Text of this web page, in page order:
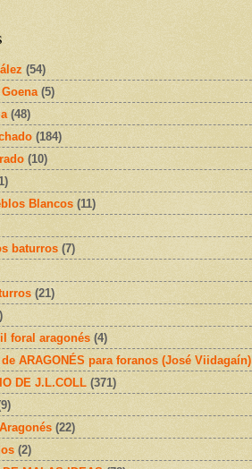
(54)
(5)
(48)
(184)
(10)
Blancos (11)
baturros (7)
(21)
foral aragonés (4)
ARAGONÉS para foranos (José Viidagaín)
DE J.L.COLL (371)
(22)
(2)